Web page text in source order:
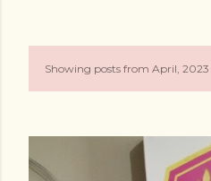
P
s
Showing posts from April, 2023